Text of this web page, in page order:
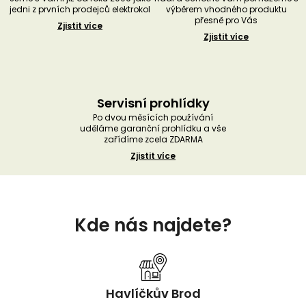
jedni z prvních prodejců elektrokol
Zjistit více
výběrem vhodného produktu
přesně pro Vás
Zjistit více
Servisní prohlídky
Po dvou měsících používání
uděláme garanční prohlídku a vše
zařídíme zcela ZDARMA
Zjistit více
Kde nás najdete?
Havlíčkův Brod